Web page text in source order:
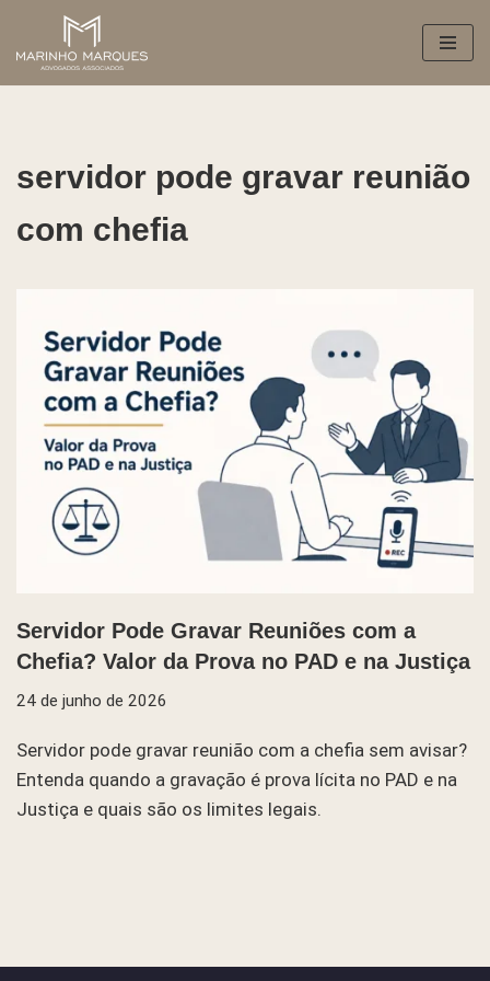
Pular
para
servidor pode gravar reunião
com chefia
Servidor Pode Gravar Reuniões com a
Chefia? Valor da Prova no PAD e na Justiça
24 de junho de 2026
Servidor pode gravar reunião com a chefia sem avisar?
Entenda quando a gravação é prova lícita no PAD e na
Justiça e quais são os limites legais.